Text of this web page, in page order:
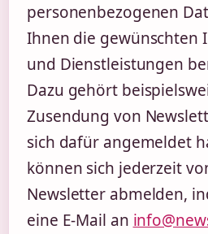
personenbezogenen
Ihnen die gewünschten
und Dienstleistungen
Dazu gehört
Zusendung von
sich dafür angemeldet
können sich jederzeit
Newsletter abmelden,
eine E-Mail an